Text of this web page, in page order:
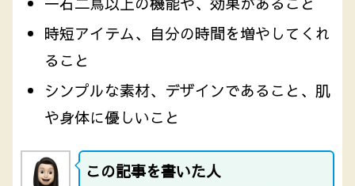
時短アイテム、自分の時間を増やしてくれ
ること
シンプルな素材、デザインであること、肌
や身体に優しいこと
この記事を書いた人